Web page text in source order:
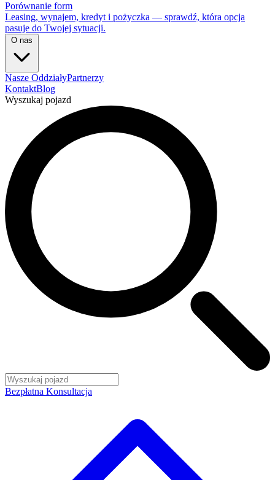
Porównanie form
Leasing, wynajem, kredyt i pożyczka — sprawdź, która opcja
pasuje do Twojej sytuacji.
O nas
Nasze OddziałyPartnerzy
KontaktBlog
Wyszukaj pojazd
Bezpłatna Konsultacja